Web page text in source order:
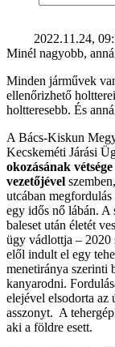
2022.11.24,
Minél nagyobb,
Minden járművek
ellenőrizhető
holtteresebb. És
A Bács-Kiskun
Kecskeméti Járási
okozásának
vezetőjével
utcában
egy idős nő lábán. A
baleset után életét
ügy vádlottja – 2020
elől indult el egy
menetiránya szerinti
kanyarodni.
elejével elsodorta az
asszonyt. A
aki a földre esett.